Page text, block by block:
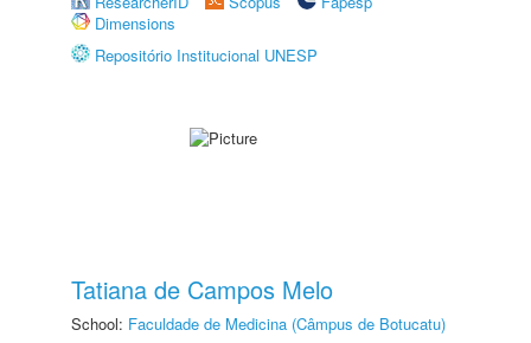
Dimensions
Repositório Institucional UNESP
Tatiana de Campos Melo
School: Faculdade de Medicina (Câmpus de Botucatu)